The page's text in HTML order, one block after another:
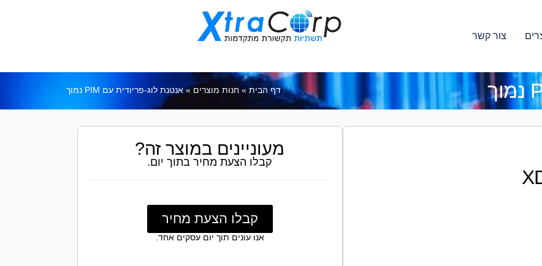
צור קשר
דף הבית »חנות מוצרים»אנטנת לוג-פריודית עם PIM נמוך
מעוניינים במוצר זה?
קבלו הצעת מחיר בתוך יום.
קבלו הצעת מחיר
אנו עונים תוך יום עסקים אחד.